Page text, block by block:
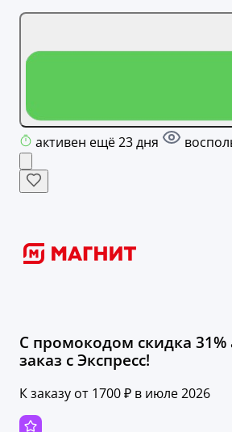
активен ещё 23 дня
С промокодом скидка
заказ с Экспресс!
К заказу от 1700 ₽ в июле 2026